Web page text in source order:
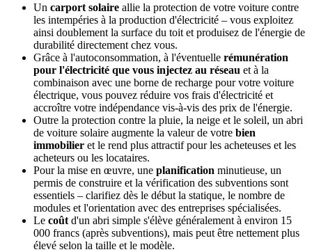
Un carport solaire allie la protection de votre voiture contre
les intempéries à la production d'électricité – vous exploitez
ainsi doublement la surface du toit et produisez de l'énergie de
durabilité directement chez vous.
Grâce à l'autoconsommation, à l'éventuelle rémunération
pour l'électricité que vous injectez au réseau et à la
combinaison avec une borne de recharge pour votre voiture
électrique, vous pouvez réduire vos frais d'électricité et
accroître votre indépendance vis-à-vis des prix de l'énergie.
Outre la protection contre la pluie, la neige et le soleil, un abri
de voiture solaire augmente la valeur de votre bien
immobilier et le rend plus attractif pour les acheteuses et les
acheteurs ou les locataires.
Pour la mise en œuvre, une planification minutieuse, un
permis de construire et la vérification des subventions sont
essentiels – clarifiez dès le début la statique, le nombre de
modules et l'orientation avec des entreprises spécialisées.
Le coût d'un abri simple s'élève généralement à environ 15
000 francs (après subventions), mais peut être nettement plus
élevé selon la taille et le modèle.